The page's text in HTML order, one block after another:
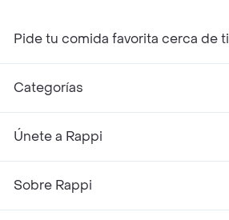
Pide tu comida favorita cerca de ti
Categorías
Únete a Rappi
Sobre Rappi